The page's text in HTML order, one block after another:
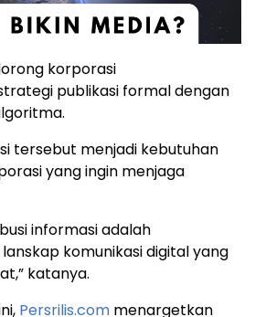
korporasi
publikasi formal dengan
tersebut menjadi kebutuhan
yang ingin menjaga
informasi adalah
komunikasi digital yang
katanya.
Persrilis.com menargetkan